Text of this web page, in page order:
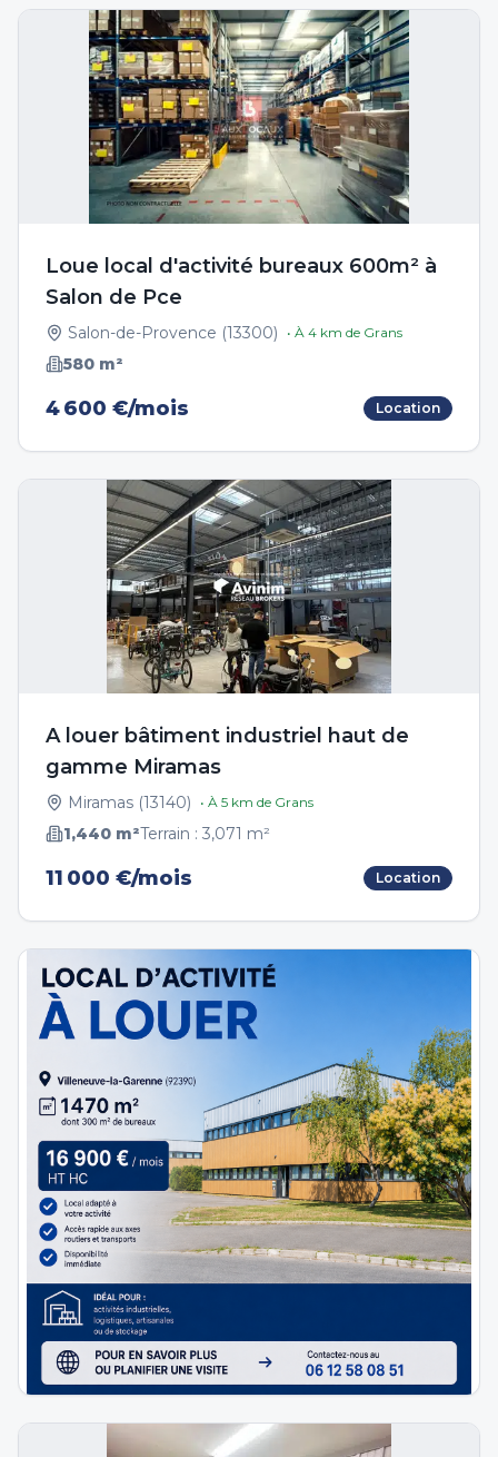
Loue local d'activité bureaux 600m² à
Salon de Pce
Salon-de-Provence (13300) • À 4 km de Grans
580 m²
4 600 €/mois Location
A louer bâtiment industriel haut de
gamme Miramas
Miramas (13140) • À 5 km de Grans
1,440 m²Terrain : 3,071 m²
11 000 €/mois Location